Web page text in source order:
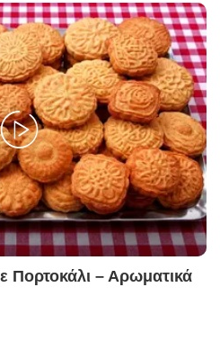
Πορτοκάλι – Αρωματικά